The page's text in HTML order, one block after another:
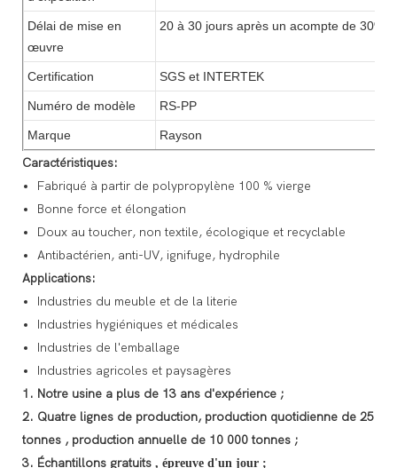
Délai de mise en
œuvre
20 à 30 jours après un acompte de 30%
Certification SGS et INTERTEK
Numéro de modèle RS-PP
Marque Rayson
Caractéristiques:
Fabriqué à partir de polypropylène 100 % vierge
Bonne force et élongation
Doux au toucher, non textile, écologique et recyclable
Antibactérien, anti-UV, ignifuge, hydrophile
Applications:
Industries du meuble et de la literie
Industries hygiéniques et médicales
Industries de l'emballage
Industries agricoles et paysagères
1. Notre usine a plus de 13 ans d'expérience ;
2. Quatre lignes de production, production quotidienne de 25
tonnes , production annuelle de 10 000 tonnes ;
3. Échantillons gratuits , épreuve d'un jour ;